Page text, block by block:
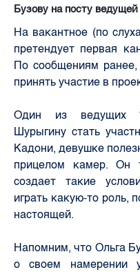
Бузову на посту ведущей
На вакантное (по
претендует первая
По сообщениям
принять участие в
Один из ведущих
Шурыгину стать
Кадони, девушке
прицелом камер. Он
создает такие
играть какую-то роль,
настоящей.
Напомним, что Ольга
о своем намерении